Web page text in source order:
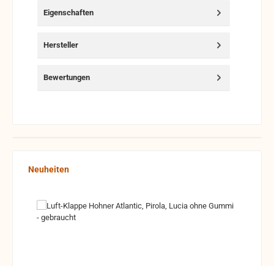
Eigenschaften
Hersteller
Bewertungen
Produktgalerie überspringen
Neuheiten